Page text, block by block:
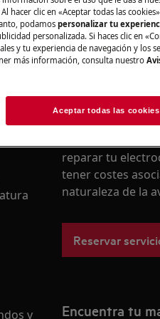
y
Hasta la tienda
Registra online
Si no encuentras
registrar online
reparar tu
tener costes
naturaleza de la
Reservar
Encuentra tu
hacer clic en «Aceptar todas las
podamos personalizar tu
personalizada. Si haces clic en
y tu experiencia de navegación y los
más información, consulta nuestro
Aceptar todas las cookies